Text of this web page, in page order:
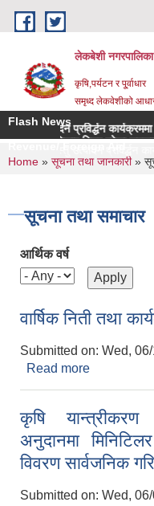
Skip to main content
लेकबेशी नगरपालिका
कृषि,पर्यटन र पू्र्वाधार
समृध्द लेकवेशीको
Flash News
उत्पादन प्रविर्द्धन कार्यक्रममा
क्षेत्रधिकार भित्र रहेका सहकारी
You are here
Home » सूचना तथा जानकारी»
सूचना तथा समाचार
आर्थिक वर्ष
वार्षिक निती तथा
Submitted on: Wed,
Read more
कृषि
अनुदानमा
विवरण सार्वजनिक
Submitted on: Wed,